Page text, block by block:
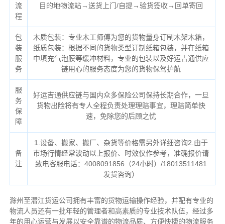
流
程
目的地物流站→送货上门/自提→验货签收→回单寄回
包
装
服
务
木质包装：专业木工师傅为您的货物量身订制木架木箱，
纸质包装：根据不同的货物类型订制纸箱包装，并在纸箱
中填充气泡膜等缓冲材料，专业的包装以及好运吉通供应
链用心的服务态度为您的货物保驾护航
服
务
保
障
好运吉通供应链与国内众多保险公司保持长期合作，一旦
货物出险将有专人全程负责处理理赔事宜，理赔简单快
速，免除您的后顾之忧
备
注
1.设备、搬家、搬厂、杂货等价格需另外详细咨询2.由于
市场行情经常波动以上报价、时效仅作参考，准确报价请
致电客服电话：4008091856（24小时）/18013511481
发货咨询）
滁州至潜江货运公司拥有丰富的货物运输操作经验，并配有专业的
物流人员还有一批年轻的管理者和高素质的专业技术队伍，经过多
年的用心运营与发展以安全靠谱的物流品质、方便快捷的物流服务